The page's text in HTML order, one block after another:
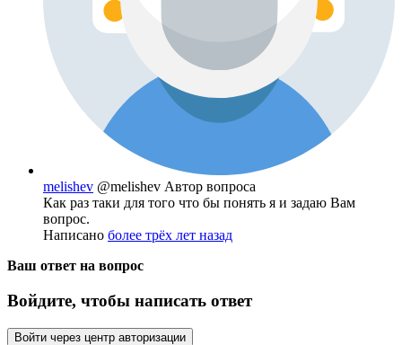
melishev @melishev Автор вопроса
Как раз таки для того что бы понять я и задаю Вам
вопрос.
Написано более трёх лет назад
Ваш ответ на вопрос
Войдите, чтобы написать ответ
Войти через центр авторизации